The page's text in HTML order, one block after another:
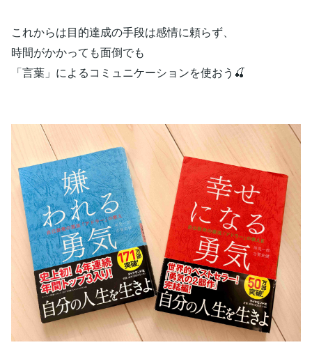
これからは目的達成の手段は感情に頼らず、
時間がかかっても面倒でも
「言葉」によるコミュニケーションを使おう🍒